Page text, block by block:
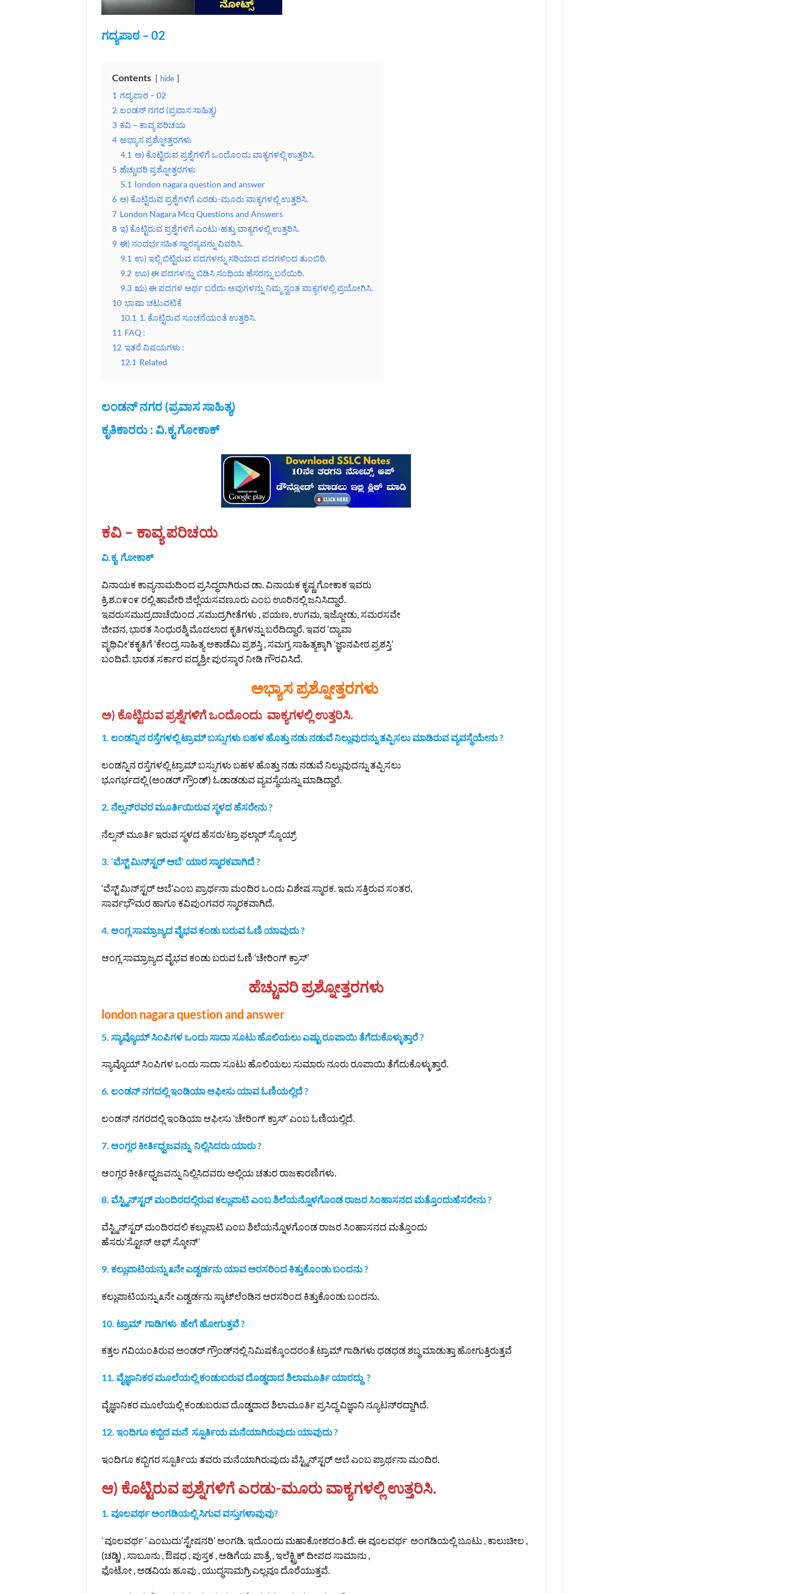
ಗದ್ಯಪಾಠ – 02
Contents hide
1 ಗದ್ಯಪಾಠ – 02
2 ಲಂಡನ್ ನಗರ (ಪ್ರವಾಸ ಸಾಹಿತ್ಯ)
3 ಕವಿ – ಕಾವ್ಯ ಪರಿಚಯ
4 ಅಭ್ಯಾಸ ಪ್ರಶ್ನೋತ್ತರಗಳು
4.1 ಅ) ಕೊಟ್ಟಿರುವ ಪ್ರಶ್ನೆಗಳಿಗೆ ಒಂದೊಂದು ವಾಕ್ಯಗಳಲ್ಲಿ ಉತ್ತರಿಸಿ.
5 ಹೆಚ್ಚುವರಿ ಪ್ರಶ್ನೋತ್ತರಗಳು
5.1 london nagara question and answer
6 ಆ) ಕೊಟ್ಟಿರುವ ಪ್ರಶ್ನೆಗಳಿಗೆ ಎರಡು-ಮೂರು ವಾಕ್ಯಗಳಲ್ಲಿ ಉತ್ತರಿಸಿ.
7 London Nagara Mcq Questions and Answers
8 ಇ) ಕೊಟ್ಟಿರುವ ಪ್ರಶ್ನೆಗಳಿಗೆ ಎಂಟು-ಹತ್ತು ವಾಕ್ಯಗಳಲ್ಲಿ ಉತ್ತರಿಸಿ.
9 ಈ) ಸಂದರ್ಭಸಹಿತ ಸ್ವಾರಸ್ಯವನ್ನು ವಿವರಿಸಿ.
9.1 ಉ) ಇಲ್ಲಿ ಬಿಟ್ಟಿರುವ ಪದಗಳನ್ನು ಸರಿಯಾದ ಪದಗಳಿಂದ ತುಂಬಿರಿ.
9.2 ಊ) ಈ ಪದಗಳನ್ನು ಬಿಡಿಸಿ ಸಂಧಿಯ ಹೆಸರನ್ನು ಬರೆಯಿರಿ.
9.3 ಋ) ಈ ಪದಗಳ ಅರ್ಥ ಬರೆದು ಅವುಗಳನ್ನು ನಿಮ್ಮ ಸ್ವಂತ ವಾಕ್ಯಗಳಲ್ಲಿ ಪ್ರಯೋಗಿಸಿ.
10 ಭಾಷಾ ಚಟುವಟಿಕೆ
10.1 1. ಕೊಟ್ಟಿರುವ ಸೂಚನೆಯಂತೆ ಉತ್ತರಿಸಿ.
11 FAQ :
12 ಇತರೆ ವಿಷಯಗಳು :
12.1 Related
ಲಂಡನ್ ನಗರ (ಪ್ರವಾಸ ಸಾಹಿತ್ಯ)
ಕೃತಿಕಾರರು : ವಿ.ಕೃ.ಗೋಕಾಕ್
ಕವಿ – ಕಾವ್ಯ ಪರಿಚಯ
ವಿ.ಕೃ. ಗೋಕಾಕ್
ವಿನಾಯಕ ಕಾವ್ಯನಾಮದಿಂದ ಪ್ರಸಿದ್ಧರಾಗಿರುವ ಡಾ. ವಿನಾಯಕ ಕೃಷ್ಣ ಗೋಕಾಕ ಇವರು
ಕ್ರಿ.ಶ.೧೯೦೯ ರಲ್ಲಿ ಹಾವೇರಿ ಜಿಲ್ಲೆಯಸವಣೂರು ಎಂಬ ಊರಿನಲ್ಲಿ ಜನಿಸಿದ್ದಾರೆ.
ಇವರುಸಮುದ್ರದಾಚೆಯಿಂದ ,ಸಮುದ್ರಗೀತೆಗಳು , ಪಯಣ, ಉಗಮ, ಇಜ್ಜೋಡು, ಸಮರಸವೇ
ಜೀವನ, ಭಾರತ ಸಿಂಧುರಶ್ಮಿ ಮೊದಲಾದ ಕೃತಿಗಳನ್ನು ಬರೆದಿದ್ದಾರೆ. ಇವರ ‘ದ್ಯಾವಾ
ಪೃಥಿವೀ’ಕಕೃತಿಗೆ ‘ಕೇಂದ್ರ ಸಾಹಿತ್ಯ ಅಕಾಡೆಮಿ ಪ್ರಶಸ್ತಿ , ಸಮಗ್ರ ಸಾಹಿತ್ಯಕ್ಕಾಗಿ ‘ಜ್ಞಾನಪೀಠ ಪ್ರಶಸ್ತಿ’
ಬಂದಿವೆ. ಭಾರತ ಸರ್ಕಾರ ಪದ್ಮಶ್ರೀ ಪುರಸ್ಕಾರ ನೀಡಿ ಗೌರವಿಸಿದೆ.
ಅಭ್ಯಾಸ ಪ್ರಶ್ನೋತ್ತರಗಳು
ಅ) ಕೊಟ್ಟಿರುವ ಪ್ರಶ್ನೆಗಳಿಗೆ ಒಂದೊಂದು ವಾಕ್ಯಗಳಲ್ಲಿ ಉತ್ತರಿಸಿ.
1. ಲಂಡನ್ನಿನ ರಸ್ತೆಗಳಲ್ಲಿ ಟ್ರಾಮ್ ಬಸ್ಸುಗಳು ಬಹಳ ಹೊತ್ತು ನಡು ನಡುವೆ ನಿಲ್ಲುವುದನ್ನು ತಪ್ಪಿಸಲು ಮಾಡಿರುವ ವ್ಯವಸ್ಥೆಯೇನು ?
ಲಂಡನ್ನಿನ ರಸ್ತೆಗಳಲ್ಲಿ ಟ್ರಾಮ್ ಬಸ್ಸುಗಳು ಬಹಳ ಹೊತ್ತು ನಡು ನಡುವೆ ನಿಲ್ಲುವುದನ್ನು ತಪ್ಪಿಸಲು
ಭೂಗರ್ಭದಲ್ಲಿ (ಅಂಡರ್ ಗ್ರೌಂಡ್) ಓಡಾಡಡುವ ವ್ಯವಸ್ಥೆಯನ್ನು ಮಾಡಿದ್ದಾರೆ.
2. ನೆಲ್ಸನ್‌ರವರ ಮೂರ್ತಿಯಿರುವ ಸ್ಥಳದ ಹೆಸರೇನು ?
ನೆಲ್ಸನ್ ಮೂರ್ತಿ ಇರುವ ಸ್ಥಳದ ಹೆಸರು‘ಟ್ರಾ ಫಲ್ಗಾರ್ ಸ್ಕೊಯ್ರ್
3. ‘ವೆಸ್ಟ್ ಮಿನ್‌ಸ್ಟರ್ ಅಬೆ’ ಯಾರ ಸ್ಮಾರಕವಾಗಿದೆ ?
‘ವೆಸ್ಟ್ ಮಿನ್‌ಸ್ಟರ್ ಅಬೆ’ಎಂಬ ಪ್ರಾರ್ಥನಾ ಮಂದಿರ ಒಂದು ವಿಶೇಷ ಸ್ಮಾರಕ. ಇದು ಸತ್ತಿರುವ ಸಂತರ,
ಸಾರ್ವಭೌಮರ ಹಾಗೂ ಕವಿಪುಂಗವರ ಸ್ಮಾರಕವಾಗಿದೆ.
4. ಆಂಗ್ಲ ಸಾಮ್ರಾಜ್ಯದ ವೈಭವ ಕಂಡು ಬರುವ ಓಣಿ ಯಾವುದು ?
ಆಂಗ್ಲ ಸಾಮ್ರಾಜ್ಯದ ವೈಭವ ಕಂಡು ಬರುವ ಓಣಿ ‘ಚೇರಿಂಗ್ ಕ್ರಾಸ್’
ಹೆಚ್ಚುವರಿ ಪ್ರಶ್ನೋತ್ತರಗಳು
london nagara question and answer
5. ಸ್ಯಾವ್ಯೊಯ್ ಸಿಂಪಿಗಳ ಒಂದು ಸಾದಾ ಸೂಟು ಹೊಲಿಯಲು ಎಷ್ಟು ರೂಪಾಯಿ ತೆಗೆದುಕೊಳ್ಳುತ್ತಾರೆ ?
ಸ್ಯಾವ್ಯೊಯ್ ಸಿಂಪಿಗಳ ಒಂದು ಸಾದಾ ಸೂಟು ಹೊಲಿಯಲು ಸುಮಾರು ನೂರು ರೂಪಾಯಿ ತೆಗೆದುಕೊಳ್ಳುತ್ತಾರೆ.
6. ಲಂಡನ್ ನಗದಲ್ಲಿ ಇಂಡಿಯಾ ಆಫೀಸು ಯಾವ ಓಣಿಯಲ್ಲಿದೆ ?
ಲಂಡನ್ ನಗರದಲ್ಲಿ ಇಂಡಿಯಾ ಆಫೀಸು ‘ಚೇರಿಂಗ್ ಕ್ರಾಸ್’ ಎಂಬ ಓಣಿಯಲ್ಲಿದೆ.
7. ಆಂಗ್ಲರ ಕೀರ್ತಿಧ್ವಜವನ್ನು ನಿಲ್ಲಿಸಿದರು ಯಾರು ?
ಆಂಗ್ಲರ ಕೀರ್ತಿಧ್ವಜವನ್ನು ನಿಲ್ಲಿಸಿದವರು ಅಲ್ಲಿಯ ಚತುರ ರಾಜಕಾರಣಿಗಳು.
8. ವೆಸ್ಟ್ಮಿನ್‌ಸ್ಟರ್ ಮಂದಿರದಲ್ಲಿರುವ ಕಲ್ಲುಪಾಟಿ ಎಂಬ ಶಿಲೆಯನ್ನೊಳಗೊಂಡ ರಾಜರ ಸಿಂಹಾಸನದ ಮತ್ತೊಂದುಹೆಸರೇನು ?
ವೆಸ್ಟ್ಮಿನ್‌ಸ್ಟರ್ ಮಂದಿರದಲಿ ಕಲ್ಲುಪಾಟಿ ಎಂಬ ಶಿಲೆಯನ್ನೊಳಗೊಂಡ ರಾಜರ ಸಿಂಹಾಸನದ ಮತ್ತೊಂದು
ಹೆಸರು‘ಸ್ಟೋನ್ ಆಫ್ ಸ್ಕೋನ್’
9. ಕಲ್ಲುಪಾಟಿಯನ್ನು ೩ನೇ ಎಡ್ವರ್ಡನು ಯಾವ ಅರಸರಿಂದ ಕಿತ್ತುಕೊಂಡು ಬಂದನು ?
ಕಲ್ಲುಪಾಟಿಯನ್ನು ೩ನೇ ಎಡ್ವರ್ಡನು ಸ್ಕಾಟ್‌ಲೆಂಡಿನ ಅರಸರಿಂದ ಕಿತ್ತುಕೊಂಡು ಬಂದನು.
10. ಟ್ರಾಮ್ ಗಾಡಿಗಳು ಹೇಗೆ ಹೋಗುತ್ತವೆ ?
ಕತ್ತಲ ಗವಿಯಂತಿರುವ ಅಂಡರ್ ಗ್ರೌಂಡ್‌ನಲ್ಲಿ ನಿಮಿಷಕ್ಕೊಂದರಂತೆ ಟ್ರಾಮ್ ಗಾಡಿಗಳು ಧಡಧಡ ಶಬ್ಧ ಮಾಡುತ್ತಾ ಹೋಗುತ್ತಿರುತ್ತವೆ
11. ವೈಜ್ಞಾನಿಕರ ಮೂಲೆಯಲ್ಲಿ ಕಂಡುಬರುವ ದೊಡ್ಡದಾದ ಶಿಲಾಮೂರ್ತಿ ಯಾರದ್ದು ?
ವೈಜ್ಞಾನಿಕರ ಮೂಲೆಯಲ್ಲಿ ಕಂಡುಬರುವ ದೊಡ್ಡದಾದ ಶಿಲಾಮೂರ್ತಿ ಪ್ರಸಿದ್ಧ ವಿಜ್ಞಾನಿ ನ್ಯೂಟನ್‌ರದ್ದಾಗಿದೆ.
12. ಇಂದಿಗೂ ಕಬ್ಬಿದ ಮನೆ ಸ್ಪೂರ್ತಿಯ ಮನೆಯಾಗಿರುವುದು ಯಾವುದು ?
ಇಂದಿಗೂ ಕಬ್ಬಿಗರ ಸ್ಪೂರ್ತಿಯ ತವರು ಮನೆಯಾಗಿರುವುದು ವೆಸ್ಟ್ಮಿನ್‌ಸ್ಟರ್ ಅಬೆ ಎಂಬ ಪ್ರಾರ್ಥನಾ ಮಂದಿರ.
ಆ) ಕೊಟ್ಟಿರುವ ಪ್ರಶ್ನೆಗಳಿಗೆ ಎರಡು-ಮೂರು ವಾಕ್ಯಗಳಲ್ಲಿ ಉತ್ತರಿಸಿ.
1. ವೂಲವರ್ಥ ಅಂಗಡಿಯಲ್ಲಿ ಸಿಗುವ ವಸ್ತುಗಳಾವುವು?
`ವೂಲವರ್ಥ ’ ಎಂಬುದು‘ಸ್ಟೇಷನರಿ’ ಅಂಗಡಿ. ಇದೊಂದು ಮಹಾಕೋಶದಂತಿದೆ. ಈ ವೂಲವರ್ಥ ಅಂಗಡಿಯಲ್ಲಿ ಬೂಟು , ಕಾಲುಚೀಲ ,
(ಚಡ್ಡಿ) , ಸಾಬೂನು , ಔಷಧ , ಪುಸ್ತಕ , ಅಡಿಗೆಯ ಪಾತ್ರೆ , ಇಲೆಕ್ಟ್ರಿಕ್ ದೀಪದ ಸಾಮಾನು ,
ಫೊಟೋ , ಅಡವಿಯ ಹೂವು , ಯುದ್ಧಸಾಮಗ್ರಿ ಎಲ್ಲವೂ ದೊರೆಯುತ್ತವೆ.